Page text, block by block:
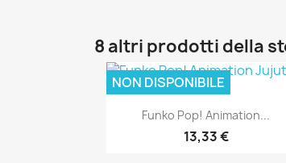
8 altri prodotti della
Anteprima
Funko Pop! Animation...
13,33 €
NON DISPONIBILE